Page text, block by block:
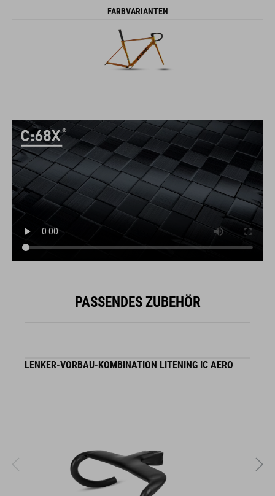
FARBVARIANTEN
PASSENDES ZUBEHÖR
LENKER-VORBAU-KOMBINATION LITENING IC AERO